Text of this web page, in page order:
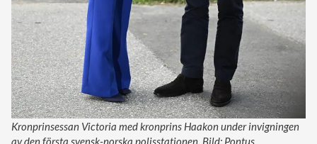
Kronprinsessan Victoria med kronprins Haakon under invigningen
av den första svensk-norska polisstationen. Bild: Pontus